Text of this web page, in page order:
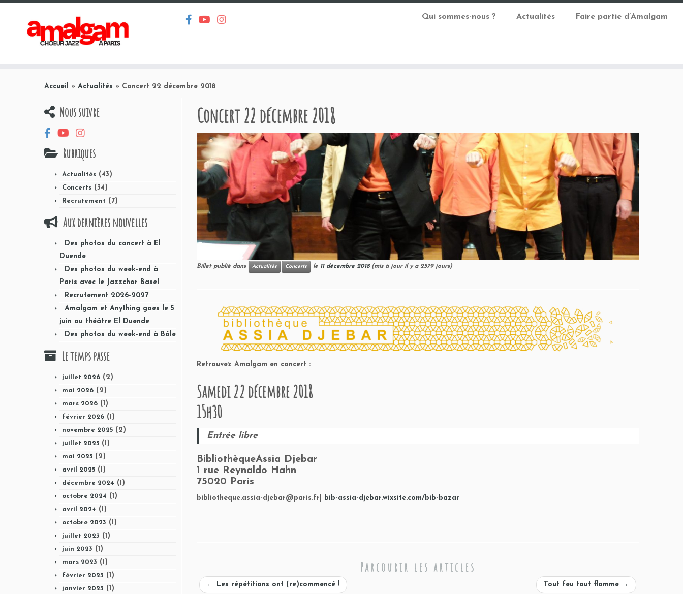
Qui sommes-nous ? Actualités Faire partie d’Amalgam
Accueil » Actualités » Concert 22 décembre 2018
Nous suivre
Rubriques
Actualités (43)
Concerts (34)
Recrutement (7)
Aux dernières nouvelles
Des photos du concert à El
Duende
Des photos du week-end à
Paris avec le Jazzchor Basel
Recrutement 2026-2027
Amalgam et Anything goes le 5
juin au théâtre El Duende
Des photos du week-end à Bâle
Le temps passe
juillet 2026 (2)
mai 2026 (2)
mars 2026 (1)
février 2026 (1)
novembre 2025 (2)
juillet 2025 (1)
mai 2025 (2)
avril 2025 (1)
décembre 2024 (1)
octobre 2024 (1)
avril 2024 (1)
octobre 2023 (1)
juillet 2023 (1)
juin 2023 (1)
mars 2023 (1)
février 2023 (1)
janvier 2023 (1)
Concert 22 décembre 2018
Billet publié dans Actualités Concerts le 11 décembre 2018(mis à jour il y a 2579 jours)
Retrouvez Amalgam en concert :
Samedi 22 décembre 2018
15h30
Entrée libre
BibliothèqueAssia Djebar
1 rue Reynaldo Hahn
75020 Paris
bibliotheque.assia-djebar@paris.fr| bib-assia-djebar.wixsite.com/bib-bazar
Parcourir les articles
← Les répétitions ont (re)commencé ! Tout feu tout flamme →